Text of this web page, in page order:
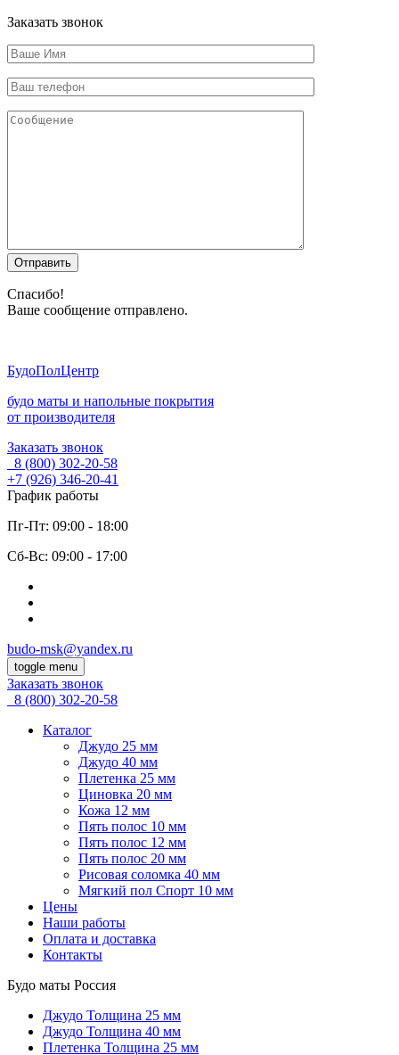
Заказать звонок
Отправить
Спасибо!
Ваше сообщение отправлено.
БудоПолЦентр
будо маты и напольные покрытия
от производителя
Заказать звонок
8 (800) 302-20-58
+7 (926) 346-20-41
График работы
Пг-Пт: 09:00 - 18:00
Cб-Вс: 09:00 - 17:00
budo-msk@yandex.ru
toggle menu
Заказать звонок
8 (800) 302-20-58
Каталог
Джудо 25 мм
Джудо 40 мм
Плетенка 25 мм
Циновка 20 мм
Кожа 12 мм
Пять полос 10 мм
Пять полос 12 мм
Пять полос 20 мм
Рисовая соломка 40 мм
Мягкий пол Спорт 10 мм
Цены
Наши работы
Оплата и доставка
Контакты
Будо маты Россия
Джудо Толщина 25 мм
Джудо Толщина 40 мм
Плетенка Толщина 25 мм